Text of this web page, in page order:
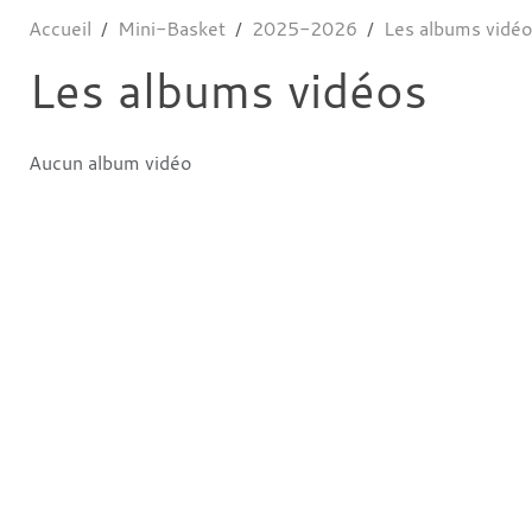
Accueil Mini-Basket 2025-2026 Les albums
Les albums vidéos
Aucun album vidéo